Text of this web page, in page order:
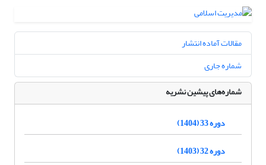
مقالات آماده انتشار
شماره جاری
شماره‌های پیشین نشریه
دوره 33 (1404)
دوره 32 (1403)